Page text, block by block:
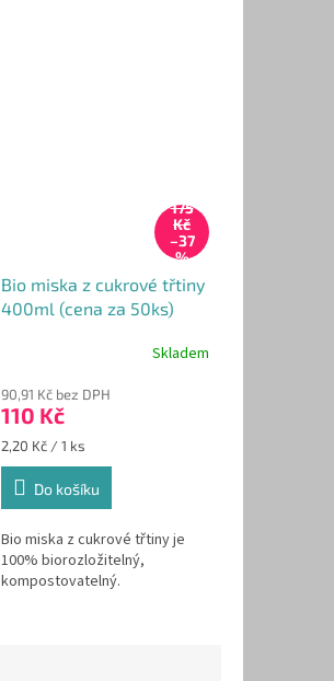
175
Kč
–37
%
Bio miska z cukrové třtiny
400ml (cena za 50ks)
produktu
je
5,0
hvězdiček.
Skladem
90,91 Kč bez DPH
110 Kč
Měrná
cena:
2,20 Kč / 1 ks
Do košíku
Bio miska z cukrové třtiny je
100% biorozložitelný,
kompostovatelný.